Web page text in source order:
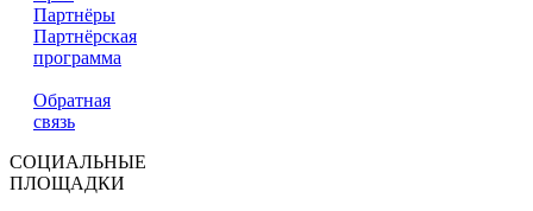
Партнёры
Партнёрская
программа
Обратная
связь
СОЦИАЛЬНЫЕ
ПЛОЩАДКИ